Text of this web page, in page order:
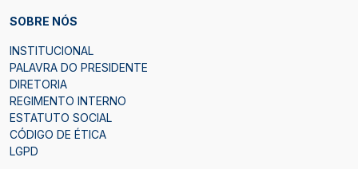
SOBRE NÓS
INSTITUCIONAL
PALAVRA DO PRESIDENTE
DIRETORIA
REGIMENTO INTERNO
ESTATUTO SOCIAL
CÓDIGO DE ÉTICA
LGPD